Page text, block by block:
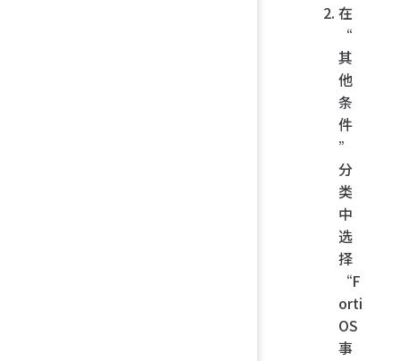
在
“
其
他
条
件
”
分
类
中
选
择
“F
orti
OS
事